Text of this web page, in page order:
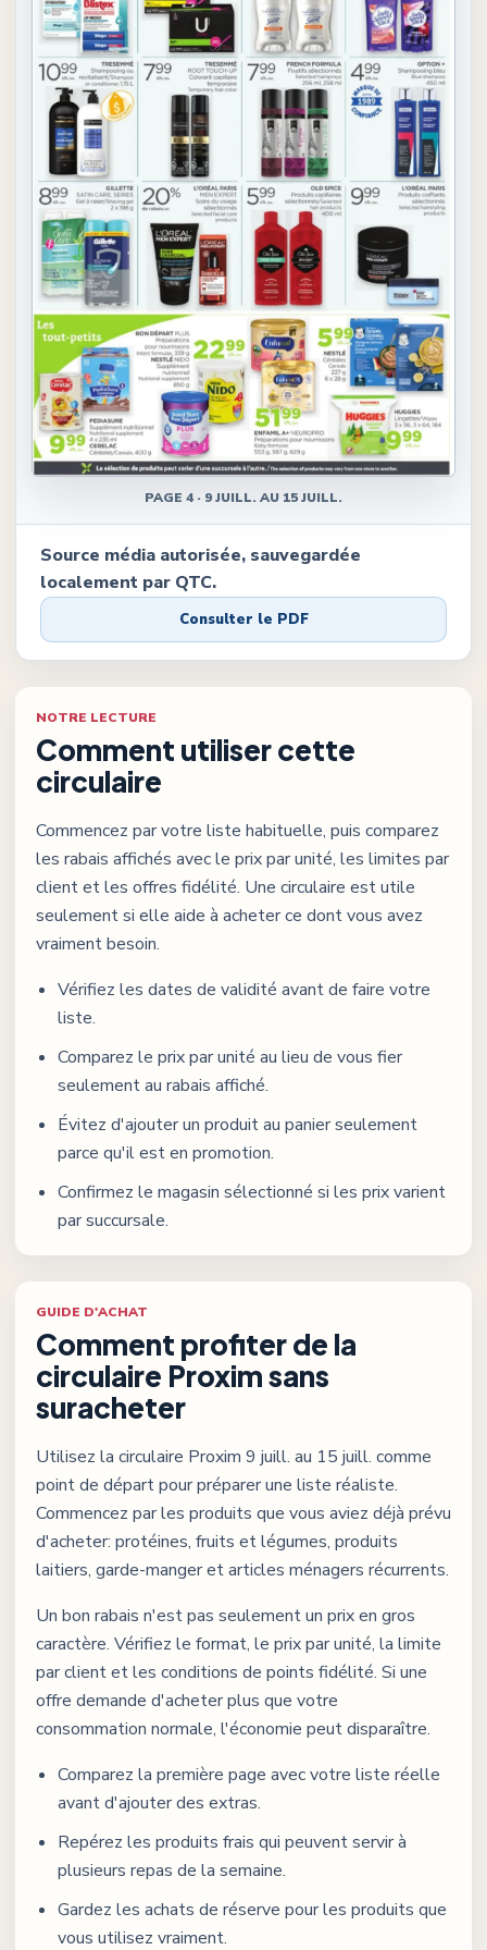
PAGE 4 · 9 JUILL. AU 15 JUILL.
Source média autorisée, sauvegardée
localement par QTC.
Consulter le PDF
NOTRE LECTURE
Comment utiliser cette
circulaire
Commencez par votre liste habituelle, puis comparez
les rabais affichés avec le prix par unité, les limites par
client et les offres fidélité. Une circulaire est utile
seulement si elle aide à acheter ce dont vous avez
vraiment besoin.
Vérifiez les dates de validité avant de faire votre
liste.
Comparez le prix par unité au lieu de vous fier
seulement au rabais affiché.
Évitez d'ajouter un produit au panier seulement
parce qu'il est en promotion.
Confirmez le magasin sélectionné si les prix varient
par succursale.
GUIDE D'ACHAT
Comment profiter de la
circulaire Proximsans
suracheter
Utilisez la circulaire Proxim 9 juill. au 15 juill. comme
point de départ pour préparer une liste réaliste.
Commencez par les produits que vous aviez déjà prévu
d'acheter: protéines, fruits et légumes, produits
laitiers, garde-manger et articles ménagers récurrents.
Un bon rabais n'est pas seulement un prix en gros
caractère. Vérifiez le format, le prix par unité, la limite
par client et les conditions de points fidélité. Si une
offre demande d'acheter plus que votre
consommation normale, l'économie peut disparaître.
Comparez la première page avec votre liste réelle
avant d'ajouter des extras.
Repérez les produits frais qui peuvent servir à
plusieurs repas de la semaine.
Gardez les achats de réserve pour les produits que
vous utilisez vraiment.